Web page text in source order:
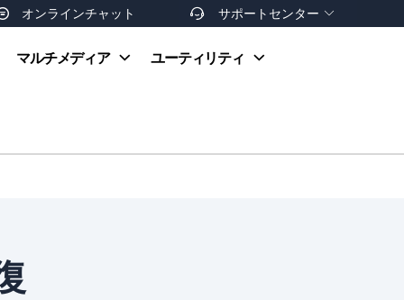
オンラインチャット  サポートセンター 
お支払い方法
マルチメディア ユーティリティ